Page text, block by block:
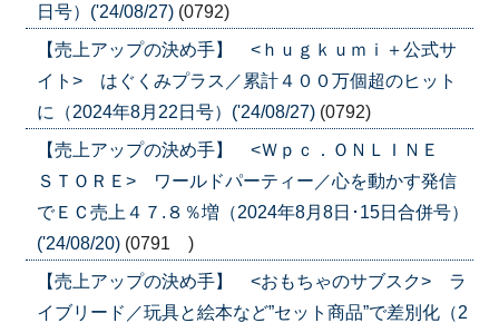
日号）('24/08/27) (0792)
【売上アップの決め手】 <ｈｕｇｋｕｍｉ＋公式サ
イト> はぐくみプラス／累計４００万個超のヒット
に（2024年8月22日号）('24/08/27) (0792)
【売上アップの決め手】 <Ｗｐｃ．ＯＮＬＩＮＥ
ＳＴＯＲＥ> ワールドパーティー／心を動かす発信
でＥＣ売上４７.８％増（2024年8月8日･15日合併号）
('24/08/20) (0791 )
【売上アップの決め手】 <おもちゃのサブスク> ラ
イブリード／玩具と絵本など”セット商品”で差別化（2